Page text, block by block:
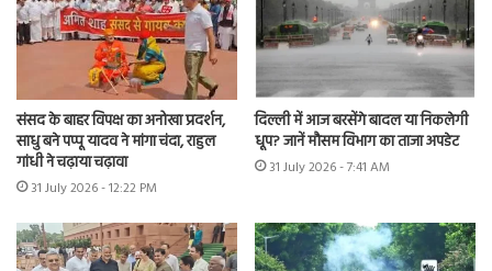
संसद के बाहर विपक्ष का अनोखा प्रदर्शन,
साधु बने पप्पू यादव ने मांगा चंदा, राहुल
गांधी ने चढ़ाया चढ़ावा
31 July 2026 - 12:22 PM
दिल्ली में आज बरसेंगे बादल या निकलेगी
धूप? जानें मौसम विभाग का ताजा अपडेट
31 July 2026 - 7:41 AM